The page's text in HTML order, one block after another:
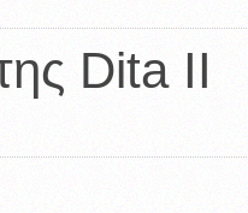
Dita II